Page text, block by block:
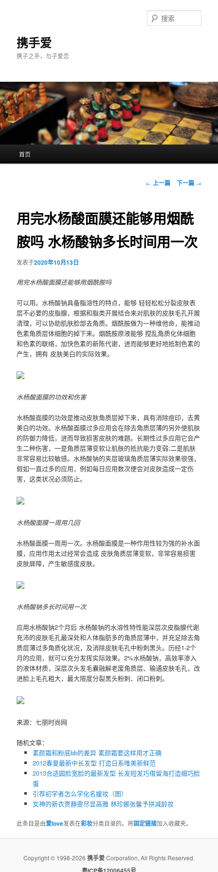
携手爱
携子之手，与子爱恋
索
首页
文
航
← 上一篇 下一篇 →
用完水杨酸面膜还能够用烟酰
胺吗 水杨酸钠多长时间用一次
发表于2020年10月13日
用完水杨酸面膜还能够用烟酰胺吗
可以用。水杨酸钠具备脂溶性的特点，能够 轻轻松松分裂皮肤表
层不必要的皮脂腺，根据和脂类开展结合来对肌肤的皮肤毛孔开展
清理，可以协助肌肤脸部去角质。烟酰胺做为一种维他命，能推动
色素角质层体细胞的掉下来。烟酰胺原液能够 搅乱角质化体细胞
和色素的联络，加快色素的新陈代谢，进而能够更好地抵制色素的
产生，拥有 皮肤美白的实际效果。
水杨酸面膜的功效和伤害
水杨酸面膜的功效是推动皮肤角质层掉下来，具有消除痘印，去黄
美白的功效。水杨酸面膜过多应用会在除去角质层薄的另外使肌肤
的防御力降低，进而导致损害皮肤的难题。长期性过多应用它会产
生二种伤害，一是角质层薄变软让肌肤的抵抗能力变弱;二是肌肤
非常容易比较敏感。水杨酸钠的夹层玻璃角质层薄实际效果很强，
假如一直过多的应用，例如每日应用数次便会对皮肤造成一定伤
害，这类状况必须防止。
水杨酸面膜一周用几回
水杨酸面膜一周用一次。水杨酸面膜是一种作用性较为强的补水面
膜，应用作用太过经常会造成 皮肤角质层薄变软，非常容易损害
皮肤屏障，产生敏感度皮肤。
水杨酸钠多长时间用一次
应用水杨酸钠2个月后 水杨酸钠的水溶性特性能深层次皮脂腺代谢
充沛的皮肤毛孔最深处和人体脂肪多的角质层薄中，并充足除去角
质层薄过多角质化状况，及消除皮肤毛孔中粉刺黑头。历经1-2个
月的应用，就可以充分发挥实际效果。2%水杨酸钠，高效率渗入
的液体材质，深层次头发毛囊融解老废角质层、输通皮肤毛孔，改
进脸上毛孔粗大，最大限度分裂黑头粉刺、闭口粉刺。
来源：七丽时尚网
随机文章：
素颜霜和粉底bb的差异 素颜霜要这样用才正确
2012春夏最新中长发型 打造日系唯美新鲜范
2013合适圆脸宽脸的最新发型 长发短发巧借留海打造细巧脸
蛋
引荐初学者怎么学化名媛妆（图）
女神的新衣贾静雯尽显高雅 林珍娜张馨予拼减龄妆
此条目是由爱love发表在彩妆分类目录的。将固定链接加入收藏夹。
Copyright © 1998-2026 携手爱Corporation, All Rights Reserved.